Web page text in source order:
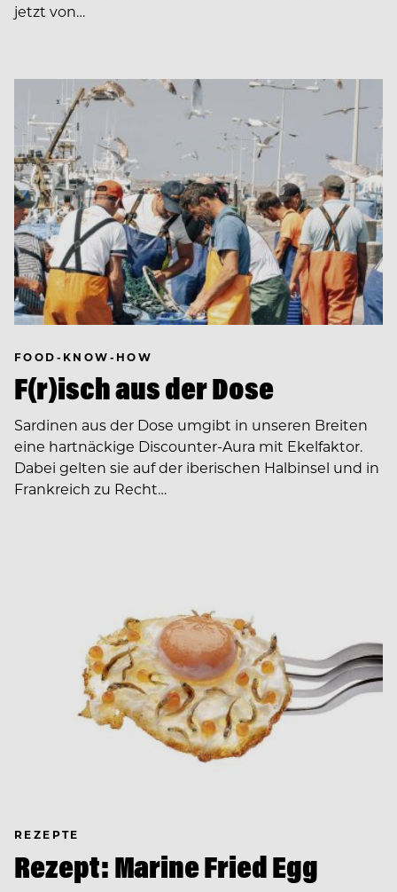
jetzt von…
FOOD-KNOW-HOW
F(r)isch aus der Dose
Sardinen aus der Dose umgibt in unseren Breiten
eine hartnäckige Discounter-Aura mit Ekelfaktor.
Dabei gelten sie auf der iberischen Halbinsel und in
Frankreich zu Recht…
REZEPTE
Rezept: Marine Fried Egg